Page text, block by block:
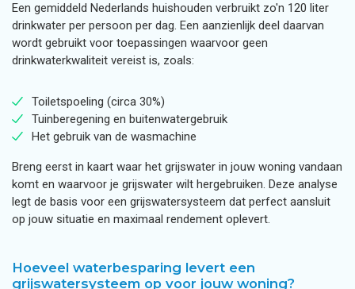
Een gemiddeld Nederlands huishouden verbruikt zo'n 120 liter
drinkwater per persoon per dag. Een aanzienlijk deel daarvan
wordt gebruikt voor toepassingen waarvoor geen
drinkwaterkwaliteit vereist is, zoals:
Toiletspoeling (circa 30%)
Tuinberegening en buitenwatergebruik
Het gebruik van de wasmachine
Breng eerst in kaart waar het grijswater in jouw woning vandaan
komt en waarvoor je grijswater wilt hergebruiken. Deze analyse
legt de basis voor een grijswatersysteem dat perfect aansluit
op jouw situatie en maximaal rendement oplevert.
Hoeveel waterbesparing levert een
grijswatersysteem op voor jouw woning?